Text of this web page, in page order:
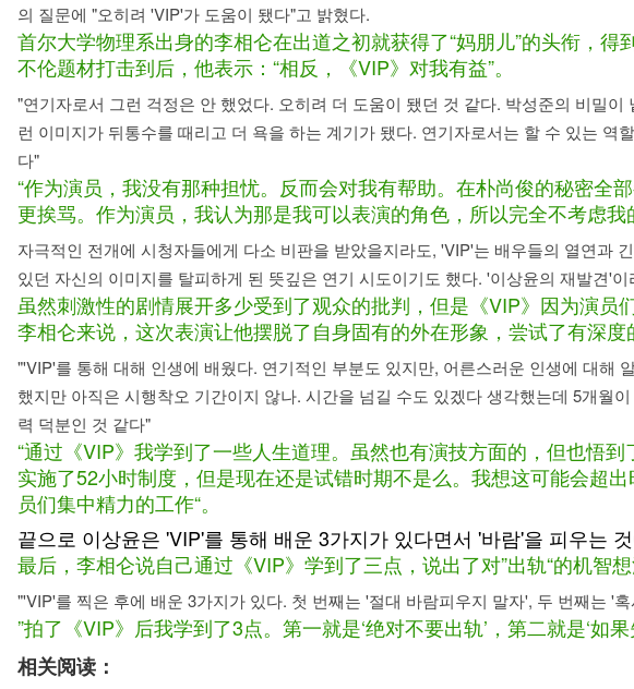
의 질문에 "오히려 'VIP'가 도움이 됐다"고 밝혔다.
首尔大学物理系出身的李相仑在出道之初就获得了“妈朋儿”的头衔，
不伦题材打击到后，他表示：“相反，《VIP》对我有益”。
"연기자로서 그런 걱정은 안 했었다. 오히려 더 도움이 됐던 것 같다. 박성준의 비밀
런 이미지가 뒤통수를 때리고 더 욕을 하는 계기가 됐다. 연기자로서는 할 수 있는
다"
“作为演员，我没有那种担忧。反而会对我有帮助。在朴尚俊的秘密全
更挨骂。作为演员，我认为那是我可以表演的角色，所以完全不考虑
자극적인 전개에 시청자들에게 다소 비판을 받았을지라도, 'VIP'는 배우들의 열연과
있던 자신의 이미지를 탈피하게 된 뜻깊은 연기 시도이기도 했다. '이상윤의 재발견'
虽然刺激性的剧情展开多少受到了观众的批判，但是《VIP》因为演
李相仑来说，这次表演让他摆脱了自身固有的外在形象，尝试了有深
"'VIP'를 통해 대해 인생에 배웠다. 연기적인 부분도 있지만, 어른스러운 인생에 대해
했지만 아직은 시행착오 기간이지 않나. 시간을 넘길 수도 있겠다 생각했는데 5개월
력 덕분인 것 같다"
“通过《VIP》我学到了一些人生道理。虽然也有演技方面的，但也悟
实施了52小时制度，但是现在还是试错时期不是么。我想这可能会超
员们集中精力的工作“。
끝으로 이상윤은 'VIP'를 통해 배운 3가지가 있다면서 '바람'을 피우는
最后，李相仑说自己通过《VIP》学到了三点，说出了对”出轨“的机智想
"'VIP'를 찍은 후에 배운 3가지가 있다. 첫 번째는 '절대 바람피우지 말자', 두 번째는 '
”拍了《VIP》后我学到了3点。第一就是‘绝对不要出轨’，第二就是‘如
相关阅读：